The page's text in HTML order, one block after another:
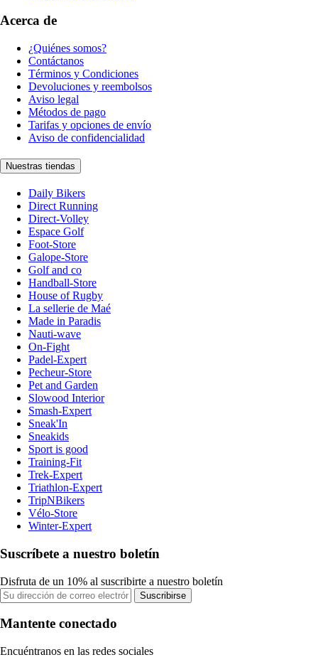
Acerca de
¿Quiénes somos?
Contáctanos
Términos y Condiciones
Devoluciones y reembolsos
Aviso legal
Métodos de pago
Tarifas y opciones de envío
Aviso de confidencialidad
Nuestras tiendas
Daily Bikers
Direct Running
Direct-Volley
Espace Golf
Foot-Store
Galope-Store
Golf and co
Handball-Store
House of Rugby
La sellerie de Maé
Made in Paradis
Nauti-wave
On-Fight
Padel-Expert
Pecheur-Store
Pet and Garden
Slowood Interior
Smash-Expert
Sneak'In
Sneakids
Sport is good
Training-Fit
Trek-Expert
Triathlon-Expert
TripNBikers
Vélo-Store
Winter-Expert
Suscríbete a nuestro boletín
Disfruta de un 10% al suscribirte a nuestro boletín
Suscribirse
Mantente conectado
Encuéntranos en las redes sociales